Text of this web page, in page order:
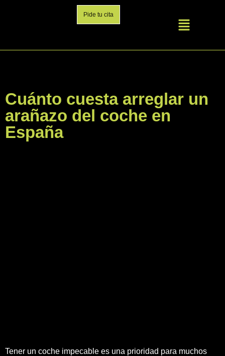
Pide tu cita
Cuánto cuesta arreglar un
arañazo del coche en
España
Tener un coche impecable es una prioridad para muchos